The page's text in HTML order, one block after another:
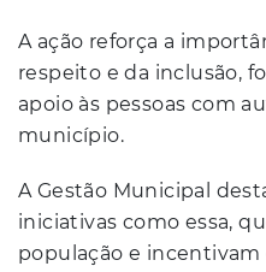
A ação reforça a
respeito e da inclusão,
apoio às pessoas com
município.
A Gestão Municipal
iniciativas como essa,
população e